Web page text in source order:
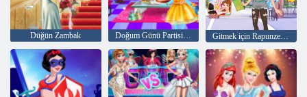
Düğün Zambak Doğum Günü Partisi İçinde Gitmek için Rapunzel Fashionista